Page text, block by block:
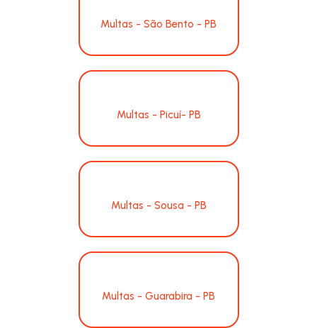
Multas - São Bento - PB
Multas - Picuí- PB
Multas - Sousa - PB
Multas - Guarabira - PB